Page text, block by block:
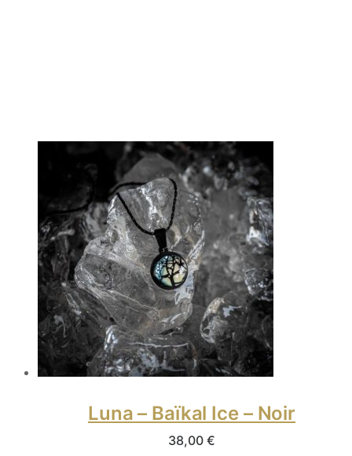
Luna – Baïkal Ice – Noir
38,00 €